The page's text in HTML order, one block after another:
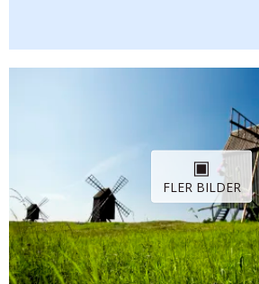
FLER BILDER